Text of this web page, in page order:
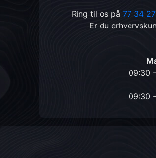
Ring til os på 77 34
Er du
09:30
09:30